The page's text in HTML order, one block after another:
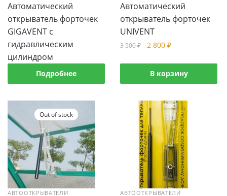
Автоматический
открыватель форточек
GIGAVENT c
гидравлическим
цилиндром
Подробнее
Автоматический
открыватель форточек
UNIVENT
3 500₽ 2 800₽
В корзину
Out of stock
АВТООТКРЫВАТЕЛИ АВТООТКРЫВАТЕЛИ